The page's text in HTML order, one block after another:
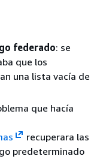
federado: se
que los
una lista vacía de
que hacía
recuperara las
predeterminado